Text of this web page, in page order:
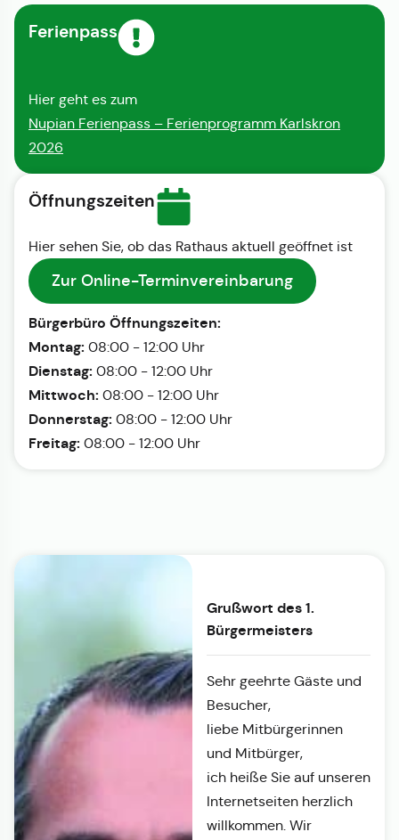
Ferienpass
Hier geht es zum
Nupian Ferienpass – Ferienprogramm Karlskron
2026
Öffnungszeiten
Hier sehen Sie, ob das Rathaus aktuell geöffnet ist
Zur Online-Terminvereinbarung
Bürgerbüro Öffnungszeiten:
Montag: 08:00 - 12:00 Uhr
Dienstag: 08:00 - 12:00 Uhr
Mittwoch: 08:00 - 12:00 Uhr
Donnerstag: 08:00 - 12:00 Uhr
Freitag: 08:00 - 12:00 Uhr
Grußwort des 1.
Bürgermeisters
Sehr geehrte Gäste und
Besucher,
liebe Mitbürgerinnen
und Mitbürger,
ich heiße Sie auf unseren
Internetseiten herzlich
willkommen. Wir